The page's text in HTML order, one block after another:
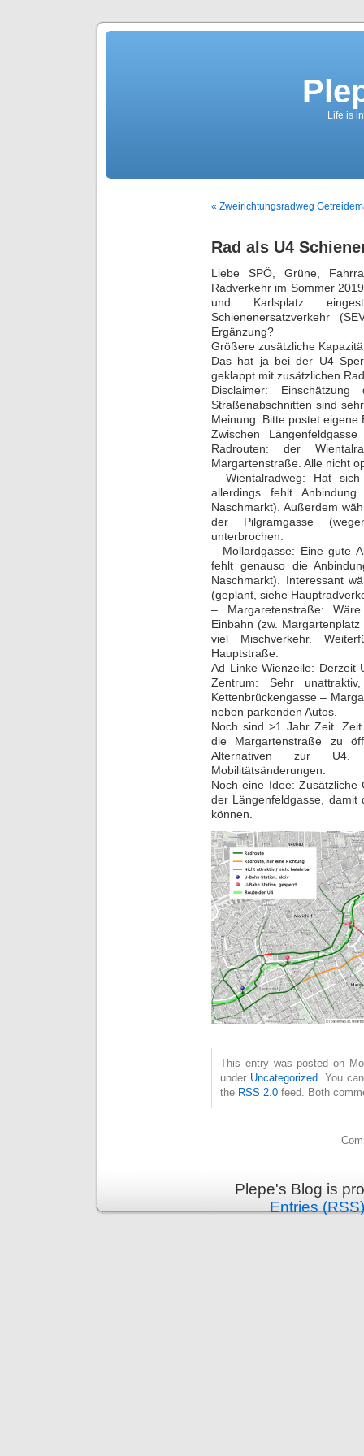
Life is
« Zweirichtungsradweg
Rad als U4
Liebe SPÖ, Grüne,
Radverkehr im Sommer
und Karlsplatz
Schienenersatzverkehr
Ergänzung?
Größere zusätzliche
Das hat ja bei der U4
geklappt mit zusätzlichen
Disclaimer:
Straßenabschnitten sind
Meinung. Bitte postet eigene
Zwischen
Radrouten: der
Margartenstraße. Alle nicht
– Wientalradweg: Hat
allerdings fehlt
Naschmarkt). Außerdem
der Pilgramgasse
unterbrochen.
– Mollardgasse: Eine gute
fehlt genauso die
Naschmarkt). Interessant
(geplant, siehe
– Margaretenstraße:
Einbahn (zw.
viel Mischverkehr.
Hauptstraße.
Ad Linke Wienzeile: Derzeit
Zentrum: Sehr
Kettenbrückengasse –
neben parkenden Autos.
Noch sind >1 Jahr Zeit.
die Margartenstraße zu
Alternativen zur U4.
Mobilitätsänderungen.
Noch eine Idee: Zusätzliche
der Längenfeldgasse, damit
können.
This entry was posted on
under Uncategorized. You
the RSS 2.0 feed. Both
Plepe's Blog is
Entries (RSS)